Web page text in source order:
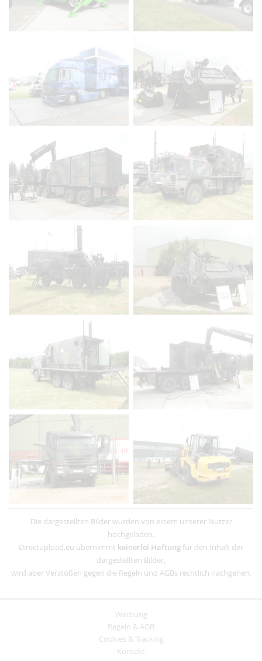
Die dargestellten Bilder wurden von einem unserer Nutzer
hochgeladen.
Directupload.eu übernimmt keinerlei Haftung für den Inhalt der
dargestellten Bilder,
wird aber Verstößen gegen die Regeln und AGBs rechtlich nachgehen.
Werbung
Regeln & AGB
Cookies & Tracking
Kontakt